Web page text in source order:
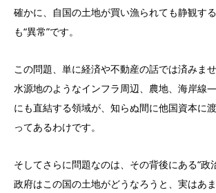
確かに、自国の土地が買い漁られても静観す
も“異常”です。
この問題、単に経済や不動産の話では済みませ
水源地のようなインフラ周辺、農地、海岸
にも直結する領域が、知らぬ間に他国資本に
ってあるわけです。
そしてさらに問題なのは、その背後にある“政
政府はこの国の土地がどうなろうと、実はあ